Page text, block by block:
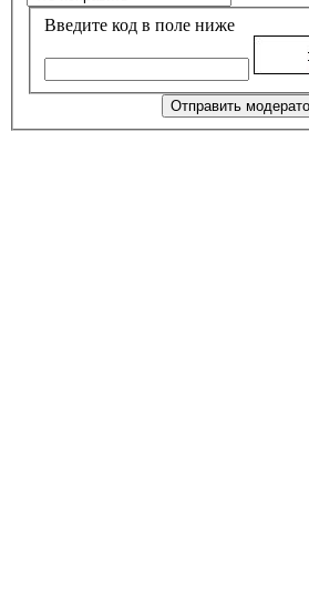
Введите код в поле ниже
Отправить